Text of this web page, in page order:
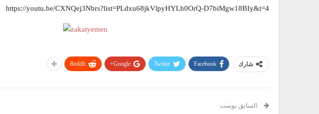
https://youtu.be/CXNQej3Nbrs?list=PLdxu68jkVlpyHYLh0OrQ-D7biMgw18BIy&t=4
شارك Facebook
Twitter
Google+
ReddIt
السابق بوست